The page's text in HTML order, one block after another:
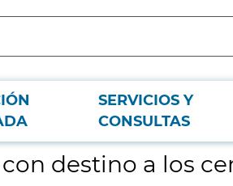
SERVICIOS Y
CONSULTAS
de
destino a los